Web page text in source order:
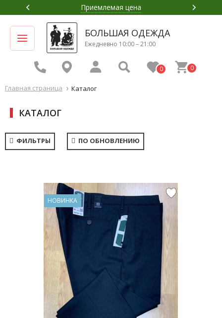
Приемлемая цена
БОЛЬШАЯ ОДЕЖДА
Ежедневно 10:00 – 21:00
0 0
Главная страница Каталог
КАТАЛОГ
ФИЛЬТРЫ ПО ОБНОВЛЕНИЮ
НОВИНКА